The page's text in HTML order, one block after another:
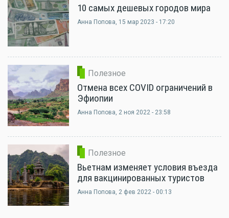
10 самых дешевых городов мира
Анна Попова, 15 мар 2023 - 17:20
Полезное
Отмена всех COVID ограничений в
Эфиопии
Анна Попова, 2 ноя 2022 - 23:58
Полезное
Вьетнам изменяет условия въезда
для вакцинированных туристов
Анна Попова, 2 фев 2022 - 00:13